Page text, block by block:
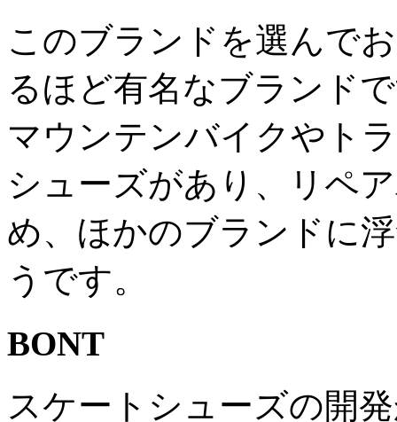
このブランドを選んで
るほど有名なブランド
マウンテンバイクやト
シューズがあり、リペ
め、ほかのブランドに
うです。
BONT
スケートシューズの開